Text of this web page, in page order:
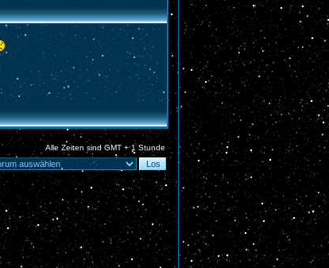
Alle Zeiten sind GMT + 1 Stunde